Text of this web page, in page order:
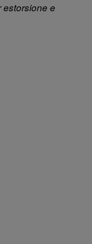
estorsione e